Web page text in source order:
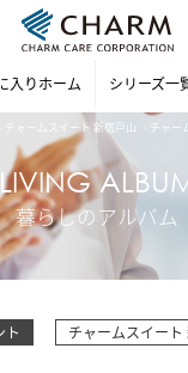
入りホーム シリーズ一
チャームスイート 新宿戸山 チャー
LIVING
暮らしのアルバム
ト チャームスイート